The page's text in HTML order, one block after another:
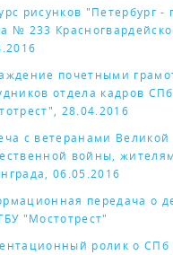
рисунков "Петербург -
№ 233
почетными
отдела кадров
28.04.2016
с ветеранами Великой
войны,
06.05.2016
передача о
"Мостотрест"
ролик о СПб